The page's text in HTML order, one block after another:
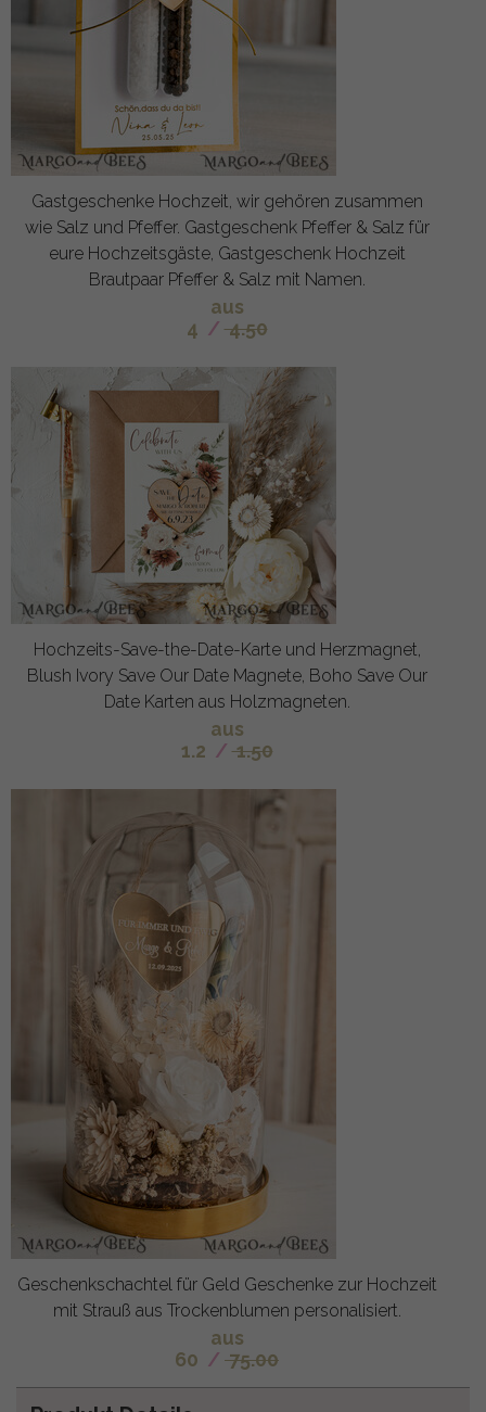
Gastgeschenke Hochzeit, wir gehören zusammen
wie Salz und Pfeffer. Gastgeschenk Pfeffer & Salz für
eure Hochzeitsgäste, Gastgeschenk Hochzeit
Brautpaar Pfeffer & Salz mit Namen.
aus
4 / 4.50
Hochzeits-Save-the-Date-Karte und Herzmagnet,
Blush Ivory Save Our Date Magnete, Boho Save Our
Date Karten aus Holzmagneten.
aus
1.2 / 1.50
Geschenkschachtel für Geld Geschenke zur Hochzeit
mit Strauß aus Trockenblumen personalisiert.
aus
60 / 75.00